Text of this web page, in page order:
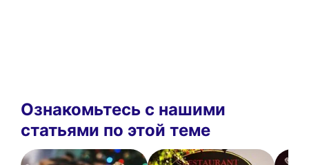
Ознакомьтесь с нашими
статьями по этой теме